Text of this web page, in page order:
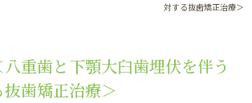
対する抜歯矯正治療＞
重歯と下顎大臼歯埋伏を伴う
歯矯正治療＞